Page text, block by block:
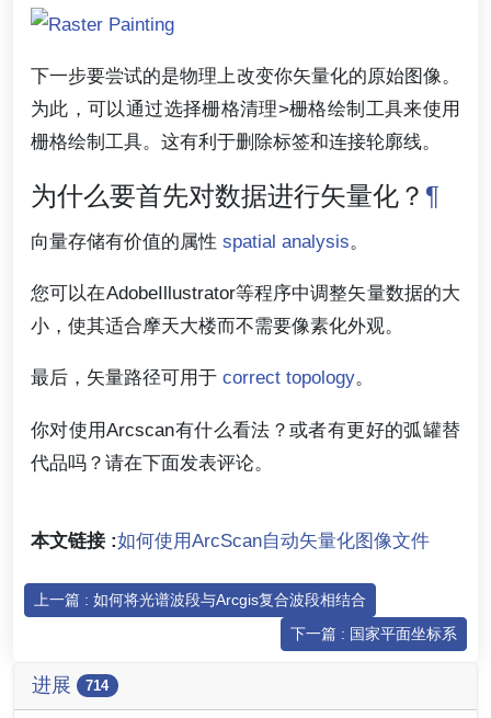
下一步要尝试的是物理上改变你矢量化的原始图像。
为此，可以通过选择栅格清理>栅格绘制工具来使用
栅格绘制工具。这有利于删除标签和连接轮廓线。
为什么要首先对数据进行矢量化？ ¶
向量存储有价值的属性 spatial analysis。
您可以在AdobeIllustrator等程序中调整矢量数据的大
小，使其适合摩天大楼而不需要像素化外观。
最后，矢量路径可用于 correct topology。
你对使用Arcscan有什么看法？或者有更好的弧罐替
代品吗？请在下面发表评论。
本文链接 :如何使用ArcScan自动矢量化图像文件
上一篇 : 如何将光谱波段与Arcgis复合波段相结合
下一篇 : 国家平面坐标系
进展 714